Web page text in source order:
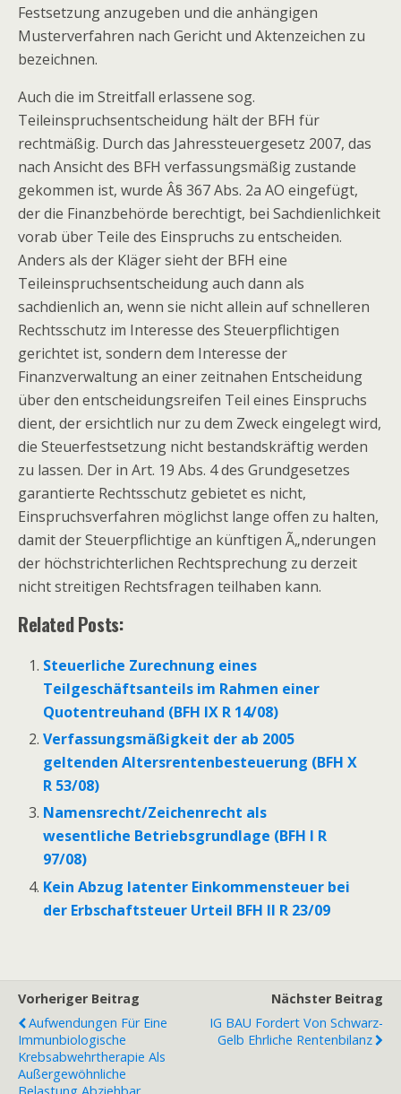
Festsetzung anzugeben und die anhängigen
Musterverfahren nach Gericht und Aktenzeichen zu
bezeichnen.
Auch die im Streitfall erlassene sog.
Teileinspruchsentscheidung hält der BFH für
rechtmäßig. Durch das Jahressteuergesetz 2007, das
nach Ansicht des BFH verfassungsmäßig zustande
gekommen ist, wurde Â§ 367 Abs. 2a AO eingefügt,
der die Finanzbehörde berechtigt, bei Sachdienlichkeit
vorab über Teile des Einspruchs zu entscheiden.
Anders als der Kläger sieht der BFH eine
Teileinspruchsentscheidung auch dann als
sachdienlich an, wenn sie nicht allein auf schnelleren
Rechtsschutz im Interesse des Steuerpflichtigen
gerichtet ist, sondern dem Interesse der
Finanzverwaltung an einer zeitnahen Entscheidung
über den entscheidungsreifen Teil eines Einspruchs
dient, der ersichtlich nur zu dem Zweck eingelegt wird,
die Steuerfestsetzung nicht bestandskräftig werden
zu lassen. Der in Art. 19 Abs. 4 des Grundgesetzes
garantierte Rechtsschutz gebietet es nicht,
Einspruchsverfahren möglichst lange offen zu halten,
damit der Steuerpflichtige an künftigen Ã„nderungen
der höchstrichterlichen Rechtsprechung zu derzeit
nicht streitigen Rechtsfragen teilhaben kann.
Related Posts:
Steuerliche Zurechnung eines
Teilgeschäftsanteils im Rahmen einer
Quotentreuhand (BFH IX R 14/08)
Verfassungsmäßigkeit der ab 2005
geltenden Altersrentenbesteuerung (BFH X
R 53/08)
Namensrecht/Zeichenrecht als
wesentliche Betriebsgrundlage (BFH I R
97/08)
Kein Abzug latenter Einkommensteuer bei
der Erbschaftsteuer Urteil BFH II R 23/09
Vorheriger Beitrag
Aufwendungen Für Eine
Immunbiologische
Krebsabwehrtherapie Als
Außergewöhnliche
Belastung Abziehbar
Nächster Beitrag
IG BAU Fordert Von Schwarz-
Gelb Ehrliche Rentenbilanz